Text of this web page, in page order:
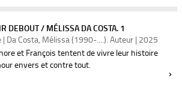
DEBOUT / MÉLISSA DA COSTA. 1
| Da Costa, Mélissa (1990-....). Auteur | 2025
et François tentent de vivre leur histoire
envers et contre tout.